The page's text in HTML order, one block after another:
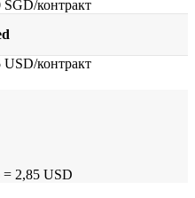
SGD/контракт
USD/контракт
2,85 USD